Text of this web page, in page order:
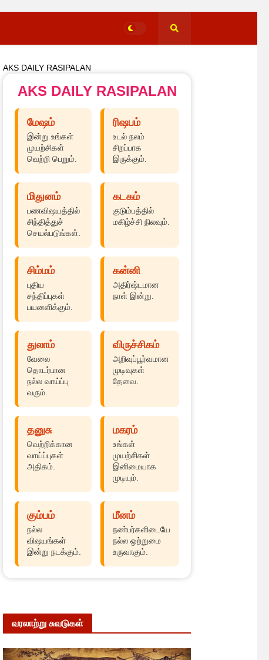
AKS DAILY RASIPALAN
AKS DAILY RASIPALAN
மேஷம்
இன்று உங்கள்
முயற்சிகள்
வெற்றி பெறும்.
ரிஷபம்
உடல் நலம்
சிறப்பாக
இருக்கும்.
மிதுனம்
பணவிஷயத்தில்
சிந்தித்துச்
செயல்படுங்கள்.
கடகம்
குடும்பத்தில்
மகிழ்ச்சி நிலவும்.
சிம்மம்
புதிய
சந்திப்புகள்
பயனளிக்கும்.
கன்னி
அதிர்ஷ்டமான
நாள் இன்று.
துலாம்
வேலை
தொடர்பான
நல்ல வாய்ப்பு
வரும்.
விருச்சிகம்
அறிவுப்பூர்வமான
முடிவுகள்
தேவை.
தனுசு
வெற்றிக்கான
வாய்ப்புகள்
அதிகம்.
மகரம்
உங்கள்
முயற்சிகள்
இனிமையாக
முடியும்.
கும்பம்
நல்ல
விஷயங்கள்
இன்று நடக்கும்.
மீனம்
நண்பர்களிடையே
நல்ல ஒற்றுமை
உருவாகும்.
வரலாற்று சுவடுகள்